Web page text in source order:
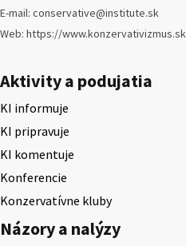
E-mail: conservative@institute.sk
Web: https://www.konzervativizmus.sk
Aktivity a podujatia
KI informuje
KI pripravuje
KI komentuje
Konferencie
Konzervatívne kluby
Názory a nalýzy